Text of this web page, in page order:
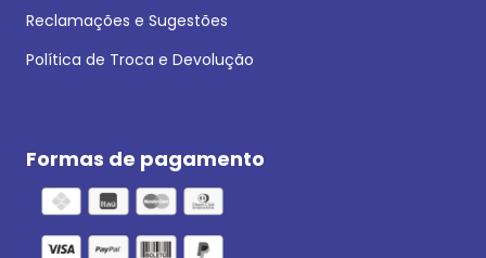
Reclamações e Sugestões
Política de Troca e Devolução
Formas de pagamento